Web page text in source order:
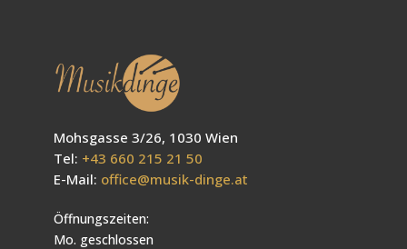
Mohsgasse 3/26, 1030 Wien
Tel: +43 660 215 21 50
E-Mail: office@musik-dinge.at
Öffnungszeiten:
Mo. geschlossen